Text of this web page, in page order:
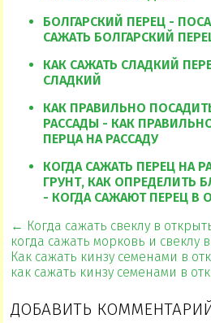
БОЛГАРСКИЙ ПЕРЕЦ -
САЖАТЬ БОЛГАРСКИЙ
КАК САЖАТЬ СЛАДКИЙ
СЛАДКИЙ
КАК ПРАВИЛЬНО
РАССАДЫ - КАК
ПЕРЦА НА РАССАДУ
КОГДА САЖАТЬ ПЕРЕЦ НА
ГРУНТ, КАК ОПРЕДЕЛИТЬ
- КОГДА САЖАЮТ ПЕРЕЦ В
← Когда сажать свеклу в
когда сажать морковь и свеклу
Как сажать кинзу семенами в
как сажать кинзу семенами в
ДОБАВИТЬ